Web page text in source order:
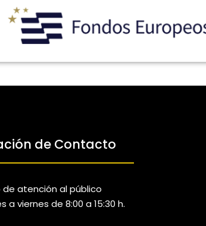
de Contacto
de atención al público
a viernes de 8:00 a 15:30 h.